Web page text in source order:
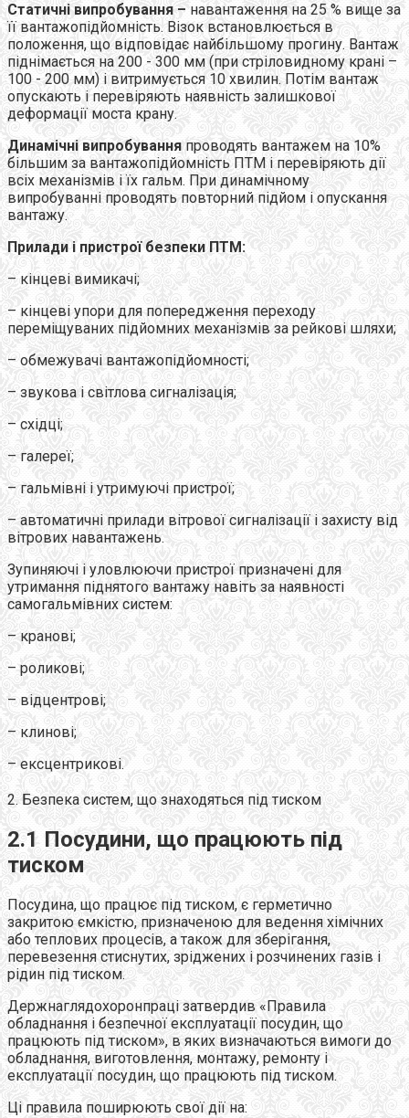
Статичні випробування – навантаження на 25 % вище за
її вантажопідйомність. Візок встановлюється в
положення, що відповідає найбільшому прогину. Вантаж
піднімається на 200 - 300 мм (при стріловидному крані –
100 - 200 мм) і витримується 10 хвилин. Потім вантаж
опускають і перевіряють наявність залишкової
деформації моста крану.
Динамічні випробування проводять вантажем на 10%
більшим за вантажопідйомність ПТМ і перевіряють дії
всіх механізмів і їх гальм. При динамічному
випробуванні проводять повторний підйом і опускання
вантажу.
Прилади і пристрої безпеки ПТМ:
– кінцеві вимикачі;
– кінцеві упори для попередження переходу
переміщуваних підйомних механізмів за рейкові шляхи;
– обмежувачі вантажопідйомності;
– звукова і світлова сигналізація;
– східці;
– галереї;
– гальмівні і утримуючі пристрої;
– автоматичні прилади вітрової сигналізації і захисту від
вітрових навантажень.
Зупиняючі і уловлюючи пристрої призначені для
утримання піднятого вантажу навіть за наявності
самогальмівних систем:
– кранові;
– роликові;
– відцентрові;
– клинові;
– ексцентрикові.
2. Безпека систем, що знаходяться під тиском
2.1 Посудини, що працюють під
тиском
Посудина, що працює під тиском, є герметично
закритою ємкістю, призначеною для ведення хімічних
або теплових процесів, а також для зберігання,
перевезення стиснутих, зріджених і розчинених газів і
рідин під тиском.
Держнаглядохоронпраці затвердив «Правила
обладнання і безпечної експлуатації посудин, що
працюють під тиском», в яких визначаються вимоги до
обладнання, виготовлення, монтажу, ремонту і
експлуатації посудин, що працюють під тиском.
Ці правила поширюють свої дії на: